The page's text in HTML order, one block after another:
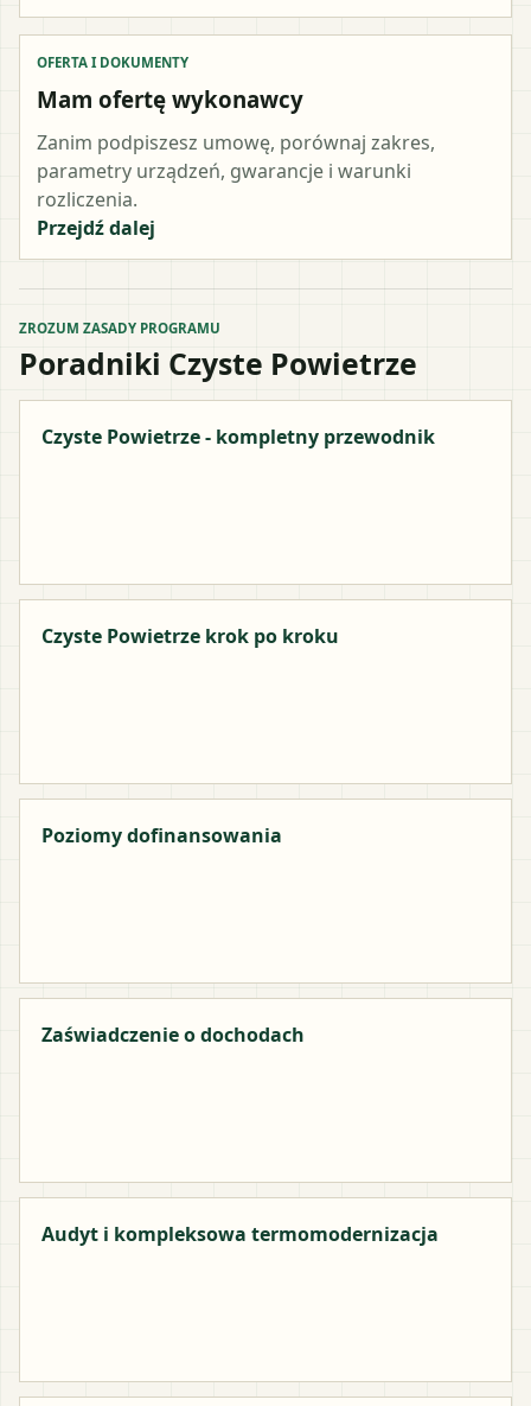
OFERTA I DOKUMENTY
Mam ofertę wykonawcy
Zanim podpiszesz umowę, porównaj zakres,
parametry urządzeń, gwarancje i warunki
rozliczenia.
Przejdź dalej
ZROZUM ZASADY PROGRAMU
Poradniki Czyste Powietrze
Czyste Powietrze - kompletny przewodnik
Czyste Powietrze krok po kroku
Poziomy dofinansowania
Zaświadczenie o dochodach
Audyt i kompleksowa termomodernizacja